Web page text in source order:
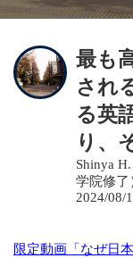
最も
され
る英
り、
Shinya
学院修了
2024/08/
限定動画「なぜ日